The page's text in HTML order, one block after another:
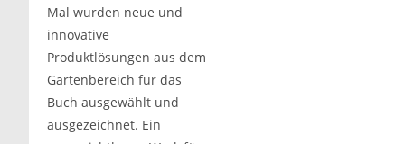
Mal wurden neue und
innovative
Produktlösungen aus dem
Gartenbereich für das
Buch ausgewählt und
ausgezeichnet. Ein